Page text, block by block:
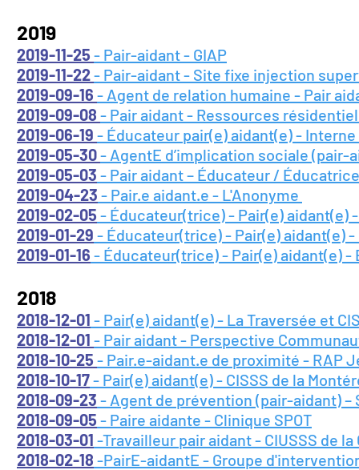
2019
2019-11-25 - Pair-aidant - GIAP
2019-11-22- Pair-aidant - Site fixe injection
2019-09-16 - Agent de relation humaine - Pair
2019-09-08 - Pair aidant - Ressources
2019-06-19 - Éducateur pair(e) aidant(e) -
2019-05-30- AgentE d’implication sociale (pair-
2019-05-03 - Pair aidant – Éducateur /
2019-04-23 - Pair.e aidant.e - L'Anonyme
2019-02-05 - Éducateur(trice) - Pair(e) aidant(e) -
2019-01-29 - Éducateur(trice) - Pair(e) aidant(e)
2019-01-16 - Éducateur(trice) - Pair(e) aidant(e) -
2018
2018-12-01 - Pair(e) aidant(e) - La Traversée et
2018-12-01 - Pair aidant - Perspective
2018-10-25 - Pair.e-aidant.e de proximité - RAP
2018-10-17- Pair(e) aidant(e) - CISSS de la
2018-09-23 - Agent de prévention (pair-aidant)
2018-09-05 - Paire aidante - Clinique SPOT
2018-03-01 -Travailleur pair aidant - CIUSSS de
2018-02-18 -PairE-aidantE - Groupe